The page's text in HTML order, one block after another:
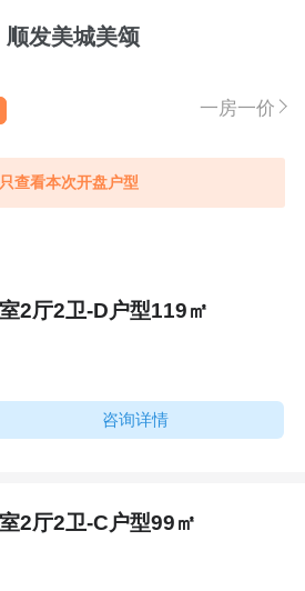
顺发美城美颂
一房一价
只查看本次开盘户型
2厅2卫-D户型119㎡
咨询详情
2厅2卫-C户型99㎡